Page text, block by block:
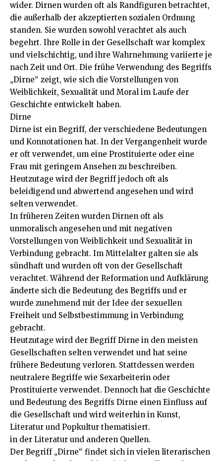
wider. Dirnen wurden oft als Randfiguren betrachtet,
die außerhalb der akzeptierten sozialen Ordnung
standen. Sie wurden sowohl verachtet als auch
begehrt. Ihre Rolle in der Gesellschaft war komplex
und vielschichtig, und ihre Wahrnehmung variierte je
nach Zeit und Ort. Die frühe Verwendung des Begriffs
„Dirne“ zeigt, wie sich die Vorstellungen von
Weiblichkeit, Sexualität und Moral im Laufe der
Geschichte entwickelt haben.
Dirne
Dirne ist ein Begriff, der verschiedene Bedeutungen
und Konnotationen hat. In der Vergangenheit wurde
er oft verwendet, um eine Prostituierte oder eine
Frau mit geringem Ansehen zu beschreiben.
Heutzutage wird der Begriff jedoch oft als
beleidigend und abwertend angesehen und wird
selten verwendet.
In früheren Zeiten wurden Dirnen oft als
unmoralisch angesehen und mit negativen
Vorstellungen von Weiblichkeit und Sexualität in
Verbindung gebracht. Im Mittelalter galten sie als
sündhaft und wurden oft von der Gesellschaft
verachtet. Während der Reformation und Aufklärung
änderte sich die Bedeutung des Begriffs und er
wurde zunehmend mit der Idee der sexuellen
Freiheit und Selbstbestimmung in Verbindung
gebracht.
Heutzutage wird der Begriff Dirne in den meisten
Gesellschaften selten verwendet und hat seine
frühere Bedeutung verloren. Stattdessen werden
neutralere Begriffe wie Sexarbeiterin oder
Prostituierte verwendet. Dennoch hat die Geschichte
und Bedeutung des Begriffs Dirne einen Einfluss auf
die Gesellschaft und wird weiterhin in Kunst,
Literatur und Popkultur thematisiert.
in der Literatur und anderen Quellen.
Der Begriff „Dirne“ findet sich in vielen literarischen